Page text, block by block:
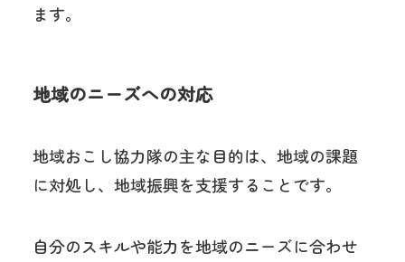
ます。
地域のニーズへの対応
地域おこし協力隊の主な目的は、地域の課題
に対処し、地域振興を支援することです。
自分のスキルや能力を地域のニーズに合わせ